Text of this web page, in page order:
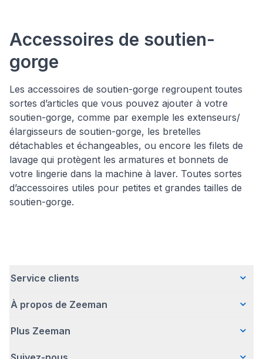
Accessoires de soutien-
gorge
Les accessoires de soutien-gorge regroupent toutes
sortes d’articles que vous pouvez ajouter à votre
soutien-gorge, comme par exemple les extenseurs/
élargisseurs de soutien-gorge, les bretelles
détachables et échangeables, ou encore les filets de
lavage qui protègent les armatures et bonnets de
votre lingerie dans la machine à laver. Toutes sortes
d’accessoires utiles pour petites et grandes tailles de
soutien-gorge.
Service clients
Questions fréquentes
Livraison
À propos de Zeeman
Qui sommes-nous ?
Plus Zeeman